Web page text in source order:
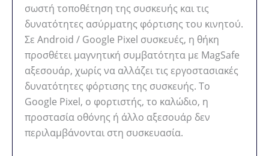
σωστή τοποθέτηση της συσκευής και τις
δυνατότητες ασύρματης φόρτισης του κινητού.
Σε Android / Google Pixel συσκευές, η θήκη
προσθέτει μαγνητική συμβατότητα με MagSafe
αξεσουάρ, χωρίς να αλλάζει τις εργοστασιακές
δυνατότητες φόρτισης της συσκευής. Το
Google Pixel, ο φορτιστής, το καλώδιο, η
προστασία οθόνης ή άλλο αξεσουάρ δεν
περιλαμβάνονται στη συσκευασία.